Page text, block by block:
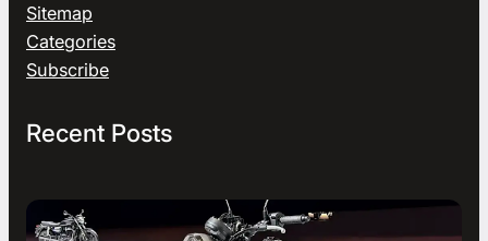
Sitemap
Categories
Subscribe
Recent Posts